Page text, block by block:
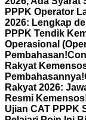
PPPK Operator
2026: Lengkap
PPPK Tendik
Operasional
Pembahasan!
Rakyat
Pembahasannya!
Rakyat 2026:
Resmi
Ujian CAT PPPK